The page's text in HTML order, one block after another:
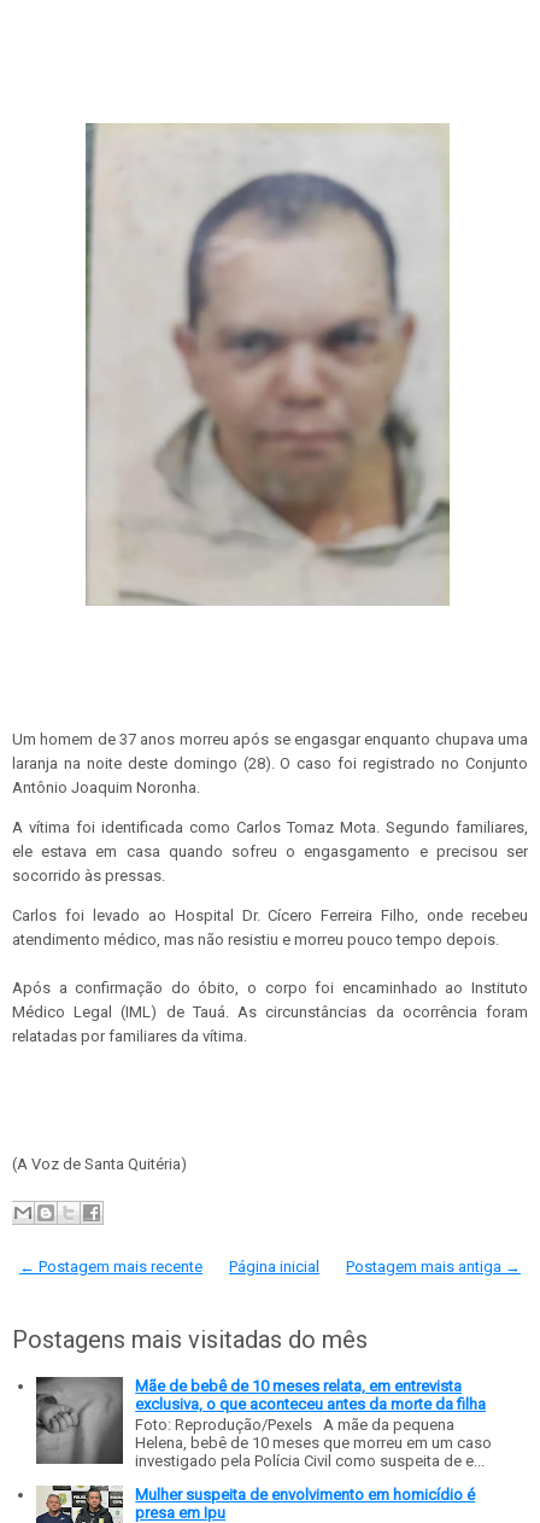
Um homem de 37 anos morreu após se engasgar enquanto chupava uma
laranja na noite deste domingo (28). O caso foi registrado no Conjunto
Antônio Joaquim Noronha.
A vítima foi identificada como Carlos Tomaz Mota. Segundo familiares,
ele estava em casa quando sofreu o engasgamento e precisou ser
socorrido às pressas.
Carlos foi levado ao Hospital Dr. Cícero Ferreira Filho, onde recebeu
atendimento médico, mas não resistiu e morreu pouco tempo depois.
Após a confirmação do óbito, o corpo foi encaminhado ao Instituto
Médico Legal (IML) de Tauá. As circunstâncias da ocorrência foram
relatadas por familiares da vítima.
(A Voz de Santa Quitéria)
← Postagem mais recente Postagem mais antiga →
Página inicial
Postagens mais visitadas do mês
Mãe de bebê de 10 meses relata, em entrevista
exclusiva, o que aconteceu antes da morte da filha
Foto: Reprodução/Pexels A mãe da pequena
Helena, bebê de 10 meses que morreu em um caso
investigado pela Polícia Civil como suspeita de e...
Mulher suspeita de envolvimento em homicídio é
presa em Ipu